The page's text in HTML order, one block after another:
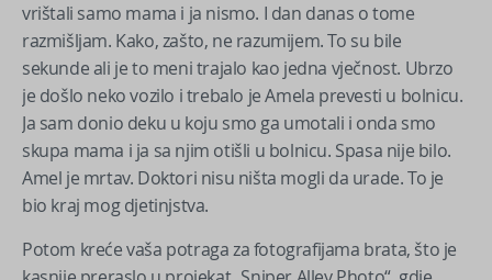
vrištali samo mama i ja nismo. I dan danas o tome
razmišljam. Kako, zašto, ne razumijem. To su bile
sekunde ali je to meni trajalo kao jedna vječnost. Ubrzo
je došlo neko vozilo i trebalo je Amela prevesti u bolnicu.
Ja sam donio deku u koju smo ga umotali i onda smo
skupa mama i ja sa njim otišli u bolnicu. Spasa nije bilo.
Amel je mrtav. Doktori nisu ništa mogli da urade. To je
bio kraj mog djetinjstva.
Potom kreće vaša potraga za fotografijama brata, što je